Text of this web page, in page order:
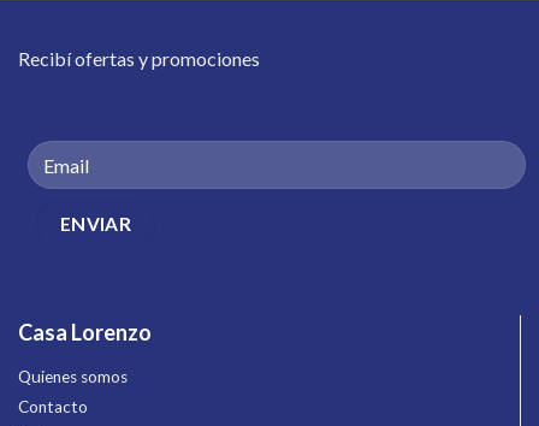
Recibí ofertas y promociones
Casa Lorenzo
Quienes somos
Contacto